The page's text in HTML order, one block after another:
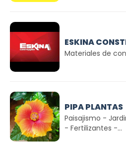
ESKINA
Materiales de
PIPA PLANTAS
Paisajismo -
- Fertilizantes -...